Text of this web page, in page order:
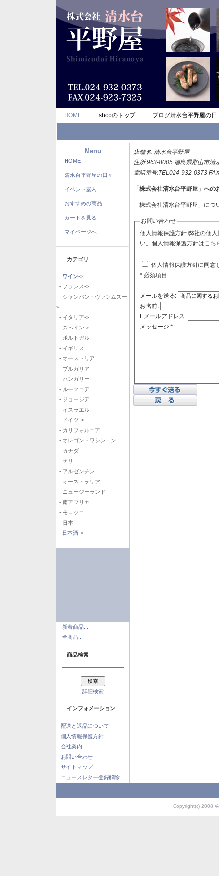
HOME shopのトップ ブログ清水台平野屋の日
Menu
HOME
清水台平野屋の日々
イベント案内
おすすめの商品
カートを見る
マイページへ
カテゴリ
ワイン->
- フランス->
- シャンパン・ヴァンムスー-
>
- イタリア->
- スペイン->
- ポルトガル
- イギリス
- オーストリア
- ブルガリア
- ハンガリー
- ルーマニア
- ジョージア
- イスラエル
- ドイツ->
- カリフォルニア
- オレゴン・ワシントン
- カナダ
- チリ
- アルゼンチン
- オーストラリア
- ニュージーランド
- 南アフリカ
- モロッコ
- 日本
日本酒->
新着商品...
全商品...
商品検索
詳細検索
インフォメーション
配送と返品について
個人情報保護方針
会社案内
お問い合わせ
サイトマップ
ニュースレター登録解除
店舗名: 清水台平野屋
住所:963-8005 福島県郡山市清
電話番号:TEL024-932-0373
「株式会社清水台平野屋」への
「株式会社清水台平野屋」に
お問い合わせ
個人情報保護方針 弊社の個人情報保護方針に同意される場合はチェックボックスをクリックしてくださ
い。個人情報保護方針はこち
個人情報保護方針に同意
* 必須項目
メールを送る:
お名前:
Eメールアドレス:
メッセージ:*
Copyright(c) 2008